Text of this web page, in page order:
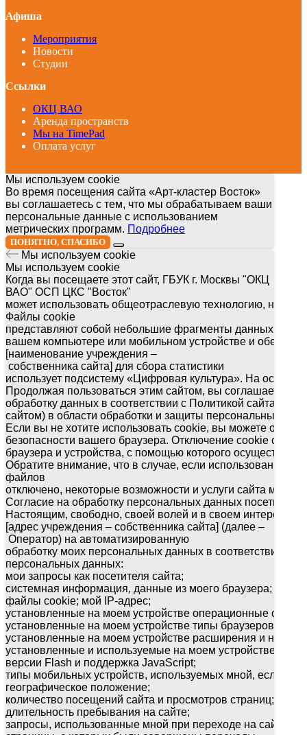
Афиша
Мероприятия
Новости
Студии
Ссылки
ОКЦ ВАО
Аренда пространств
Мы на TimePad
Оплата услуг
Мы используем cookie
Во время посещения сайта «Арт-кластер Восток»
вы соглашаетесь с тем, что мы обрабатываем ваши
персональные данные с использованием
метрических программ. Подробнее
ПОНЯТНО, СПАСИБО
Мы используем cookie
Мы используем cookie
Когда вы посещаете этот сайт, ГБУК г. Москвы "ОКЦ
ВАО" ОСП ЦКС "Восток"
может использовать общеотраслевую технологию,
Файлы cookie
представляют собой небольшие фрагменты данных,
вашем компьютере или мобильном устройстве и
[наименование учреждения –
собственника сайта] для сбора статистики
использует подсистему «Цифровая культура». На
Продолжая пользоваться этим сайтом, вы соглашаетесь
обработку данных в соответствии с Политикой сайта
сайтом) в области обработки и защиты персональных
Если вы не хотите использовать cookie, вы можете
безопасности вашего браузера. Отключение cookie
браузера и устройства, с помощью которого
Обратите внимание, что в случае, если использование
файлов
отключено, некоторые возможности и услуги сайта могут
Согласие на обработку персональных данных
Настоящим, свободно, своей волей и в своем интересе
[адрес учреждения – собственника сайта] (далее –
Оператор) на автоматизированную
обработку моих персональных данных в соответствии
персональных данных:
мои запросы как посетителя сайта;
системная информация, данные из моего браузера;
файлы cookie; мой IP-адрес;
установленные на моем устройстве операционные
установленные на моем устройстве типы браузеров;
установленные на моем устройстве расширения и
установленные и используемые на моем устройстве
версии Flash и поддержка JavaScript;
типы мобильных устройств, используемых мной, если
географическое положение;
количество посещений сайта и просмотров страниц;
длительность пребывания на сайте;
запросы, использованные мной при переходе на сайт;